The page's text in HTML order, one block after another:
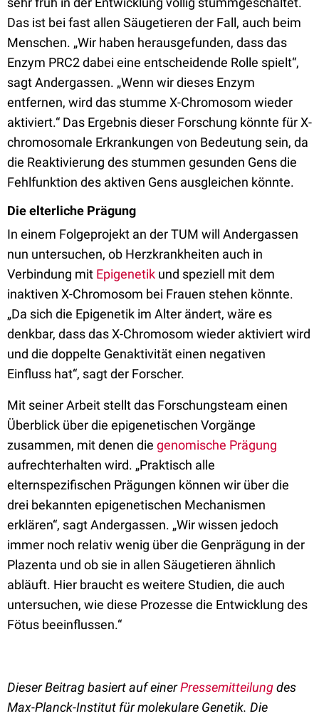
Das ist bei fast allen Säugetieren der Fall, auch beim
Menschen. „Wir haben herausgefunden, dass das
Enzym PRC2 dabei eine entscheidende Rolle spielt“,
sagt Andergassen. „Wenn wir dieses Enzym
entfernen, wird das stumme X-Chromosom wieder
aktiviert.“ Das Ergebnis dieser Forschung könnte für X-
chromosomale Erkrankungen von Bedeutung sein, da
die Reaktivierung des stummen gesunden Gens die
Fehlfunktion des aktiven Gens ausgleichen könnte.
Die elterliche Prägung
In einem Folgeprojekt an der TUM will Andergassen
nun untersuchen, ob Herzkrankheiten auch in
Verbindung mit Epigenetik und speziell mit dem
inaktiven X-Chromosom bei Frauen stehen könnte.
„Da sich die Epigenetik im Alter ändert, wäre es
denkbar, dass das X-Chromosom wieder aktiviert wird
und die doppelte Genaktivität einen negativen
Einfluss hat“, sagt der Forscher.
Mit seiner Arbeit stellt das Forschungsteam einen
Überblick über die epigenetischen Vorgänge
zusammen, mit denen die genomische Prägung
aufrechterhalten wird. „Praktisch alle
elternspezifischen Prägungen können wir über die
drei bekannten epigenetischen Mechanismen
erklären“, sagt Andergassen. „Wir wissen jedoch
immer noch relativ wenig über die Genprägung in der
Plazenta und ob sie in allen Säugetieren ähnlich
abläuft. Hier braucht es weitere Studien, die auch
untersuchen, wie diese Prozesse die Entwicklung des
Fötus beeinflussen.“
Dieser Beitrag basiert auf einerPressemitteilungdes
Max-Planck-Institut für molekulare Genetik. Die